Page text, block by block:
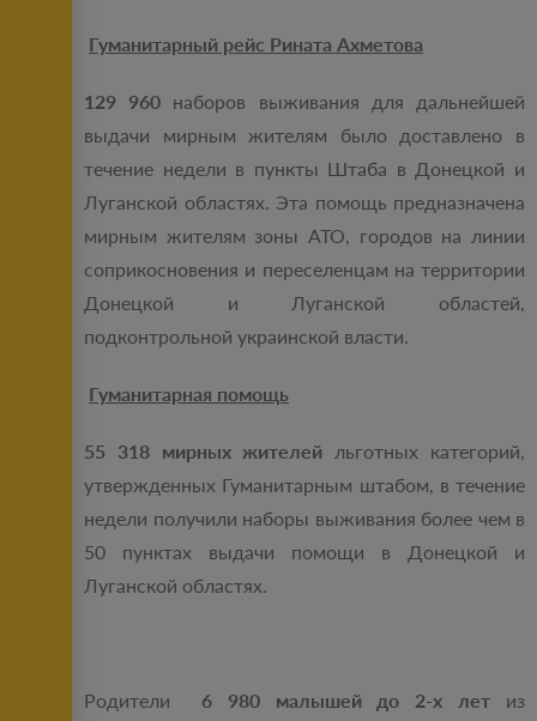
Гуманитарный рейс Рината Ахметова
129 960 наборов выживания для дальнейшей
выдачи мирным жителям было доставлено в
течение недели в пункты Штаба в Донецкой и
Луганской областях. Эта помощь предназначена
мирным жителям зоны АТО, городов на линии
соприкосновения и переселенцам на территории
Донецкой и Луганской областей,
подконтрольной украинской власти.
Гуманитарная помощь
55 318 мирных жителей льготных категорий,
утвержденных Гуманитарным штабом, в течение
недели получили наборы выживания более чем в
50 пунктах выдачи помощи в Донецкой и
Луганской областях.
Родители 6 980 малышей до 2-х лет из